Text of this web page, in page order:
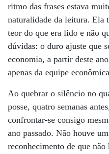
ritmo das frases estava
naturalidade da leitura. Ela
teor do que era lido e não
dúvidas: o duro ajuste que
economia, a partir deste
apenas da equipe
Ao quebrar o silêncio no
posse, quatro semanas
confrontar-se consigo
ano passado. Não houve
reconhecimento de que